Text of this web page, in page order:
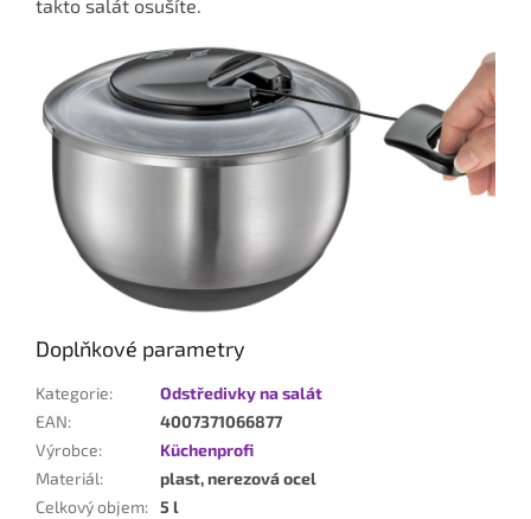
takto salát osušíte.
Doplňkové parametry
Kategorie:
Odstředivky na salát
EAN:
4007371066877
Výrobce:
Küchenprofi
Materiál:
plast, nerezová ocel
Celkový objem: 5 l